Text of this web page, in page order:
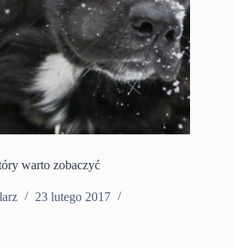
warto zobaczyć
23 lutego 2017